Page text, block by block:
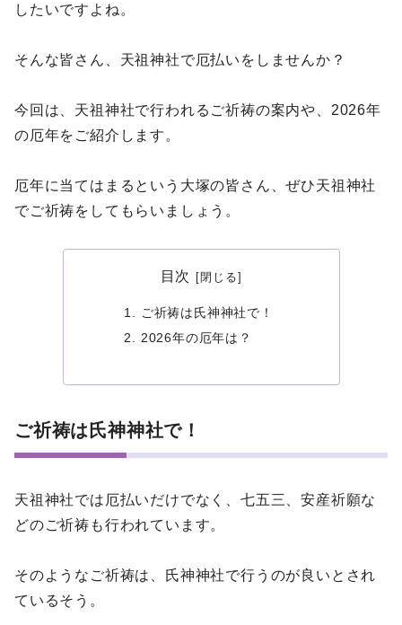
したいですよね。
そんな皆さん、天祖神社で厄払いをしませんか？
今回は、天祖神社で行われるご祈祷の案内や、2026年
の厄年をご紹介します。
厄年に当てはまるという大塚の皆さん、ぜひ天祖神社
でご祈祷をしてもらいましょう。
目次
ご祈祷は氏神神社で！
2026年の厄年は？
ご祈祷は氏神神社で！
天祖神社では厄払いだけでなく、七五三、安産祈願な
どのご祈祷も行われています。
そのようなご祈祷は、氏神神社で行うのが良いとされ
ているそう。